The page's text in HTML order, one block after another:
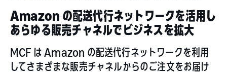
Amazon の配送代行ネットワークを活用し
あらゆる販売チャネルでビジネスを拡大
MCF は Amazon の配送代行ネットワークを利用
してさまざまな販売チャネルからのご注文をお届け